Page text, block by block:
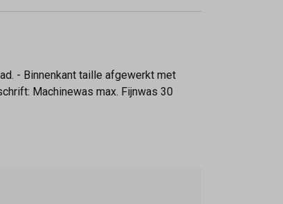
- Binnenkant taille afgewerkt met
Machinewas max. Fijnwas 30